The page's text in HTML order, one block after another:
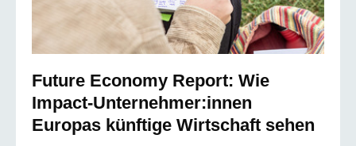
Future Economy Report: Wie
Impact-Unternehmer:innen
Europas künftige Wirtschaft sehen